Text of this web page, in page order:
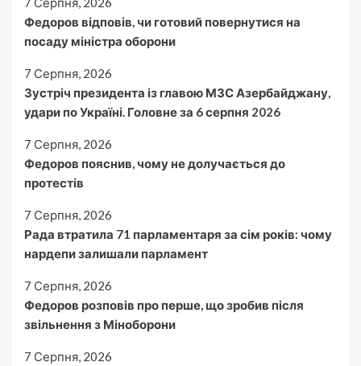
Федоров відповів, чи готовий повернутися на
посаду міністра оборони
7 Серпня, 2026
Зустріч президента із главою МЗС Азербайджану,
удари по Україні. Головне за 6 серпня 2026
7 Серпня, 2026
Федоров пояснив, чому не долучається до
протестів
7 Серпня, 2026
Рада втратила 71 парламентаря за сім років: чому
нардепи залишали парламент
7 Серпня, 2026
Федоров розповів про перше, що зробив після
звільнення з Міноборони
7 Серпня, 2026